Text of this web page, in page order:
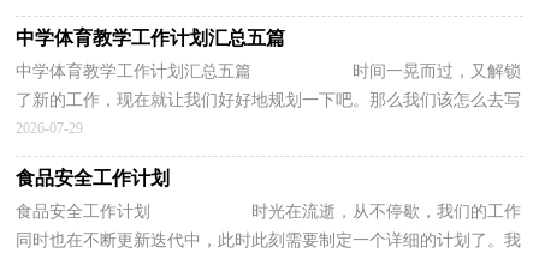
中学体育教学工作计划汇总五篇
中学体育教学工作计划汇总五篇 时间一晃而过，又解锁
了新的工作，现在就让我们好好地规划一下吧。那么我们该怎么去写
工作计划呢？下面是小编精心整理的中学...
2026-07-29
食品安全工作计划
食品安全工作计划 时光在流逝，从不停歇，我们的工作
同时也在不断更新迭代中，此时此刻需要制定一个详细的计划了。我